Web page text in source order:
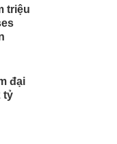
triệu
đại
tỷ